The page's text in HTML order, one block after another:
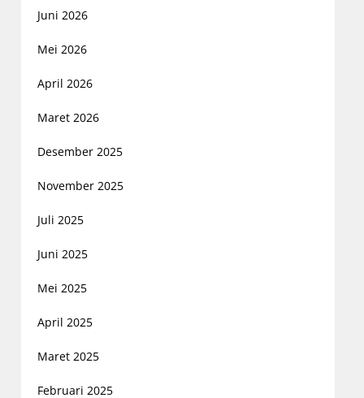
Juni 2026
Mei 2026
April 2026
Maret 2026
Desember 2025
November 2025
Juli 2025
Juni 2025
Mei 2025
April 2025
Maret 2025
Februari 2025